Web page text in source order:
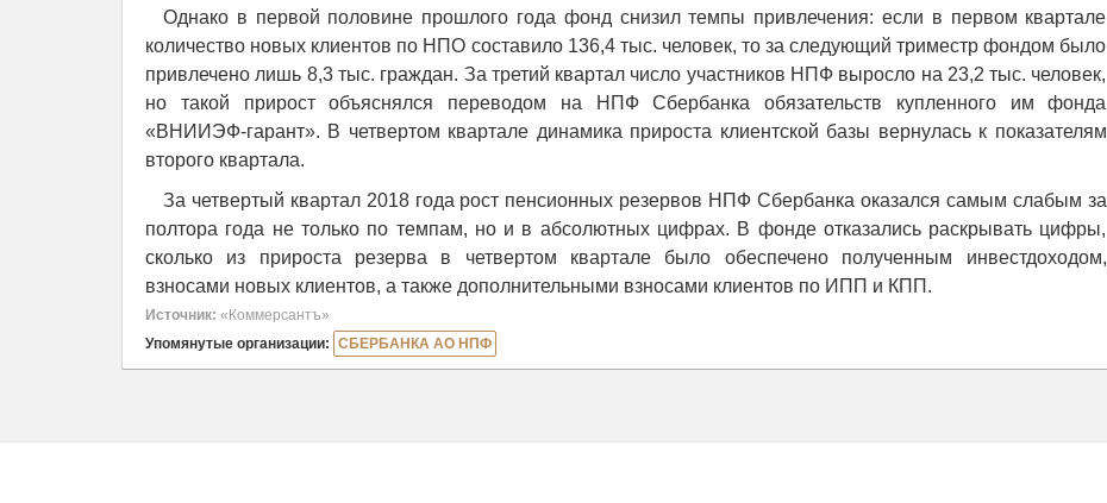
Однако в первой половине прошлого года фонд снизил темпы привлечения: если в первом квартале
количество новых клиентов по НПО составило 136,4 тыс. человек, то за следующий триместр фондом было
привлечено лишь 8,3 тыс. граждан. За третий квартал число участников НПФ выросло на 23,2 тыс. человек,
но такой прирост объяснялся переводом на НПФ Сбербанка обязательств купленного им фонда
«ВНИИЭФ-гарант». В четвертом квартале динамика прироста клиентской базы вернулась к показателям
второго квартала.
За четвертый квартал 2018 года рост пенсионных резервов НПФ Сбербанка оказался самым слабым за
полтора года не только по темпам, но и в абсолютных цифрах. В фонде отказались раскрывать цифры,
сколько из прироста резерва в четвертом квартале было обеспечено полученным инвестдоходом,
взносами новых клиентов, а также дополнительными взносами клиентов по ИПП и КПП.
Источник: «Коммерсантъ»
Упомянутые организации: СБЕРБАНКА АО НПФ